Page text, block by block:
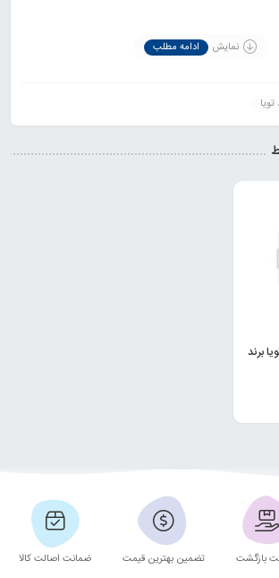
رله هوشمند دو پل وای‌فای تویا
نمایش ادامه مطلب
برند
بازگشت تضمین بهترین قیمت ضمانت اصالت کالا